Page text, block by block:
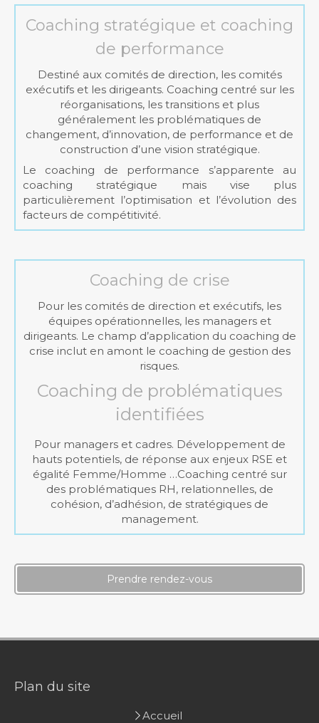
Coaching stratégique et coaching
de performance
Destiné aux comités de direction, les comités
exécutifs et les dirigeants. Coaching centré sur les
réorganisations, les transitions et plus
généralement les problématiques de
changement, d’innovation, de performance et de
construction d’une vision stratégique.
Le coaching de performance s’apparente au
coaching stratégique mais vise plus
particulièrement l’optimisation et l’évolution des
facteurs de compétitivité.
Coaching de crise
Pour les comités de direction et exécutifs, les
équipes opérationnelles, les managers et
dirigeants. Le champ d’application du coaching de
crise inclut en amont le coaching de gestion des
risques.
Coaching de problématiques
identifiées
Pour managers et cadres. Développement de
hauts potentiels, de réponse aux enjeux RSE et
égalité Femme/Homme …Coaching centré sur
des problématiques RH, relationnelles, de
cohésion, d’adhésion, de stratégiques de
management.
Prendre rendez-vous
Plan du site
Accueil